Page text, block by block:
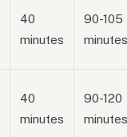
40
minutes
90-105
minutes
40
minutes
90-120
minutes